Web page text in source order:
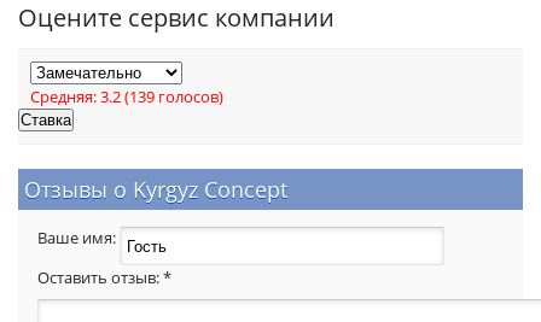
Оцените сервис компании
Средняя:3.2(139 голосов)
Отзывы о Kyrgyz Concept
Ваше имя:
Оставить отзыв:*